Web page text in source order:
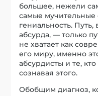
большее, нежели
самые мучительные
гениальность.
абсурда, — только
не хватает как
его миру, именно
абсурдисты и те,
сознавая этого.
Обобщим диагноз,